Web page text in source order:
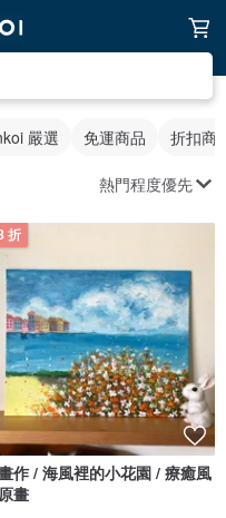
嚴選 免運商品 折扣商
熱門程度優先
折
作 / 海風裡的小花園 / 療癒風
畫